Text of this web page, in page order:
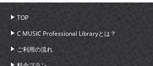
TOP
C MUSIC Professional Libraryとは？
ご利用の流れ